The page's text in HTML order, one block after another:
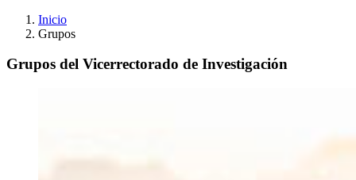
Inicio
Grupos
Grupos del Vicerrectorado de Investigación